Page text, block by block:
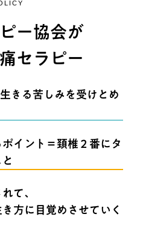
ー協会が
セラピー
きる苦しみを受けとめ
イント＝頚椎２番にタ
て、
方に目覚めさせていく